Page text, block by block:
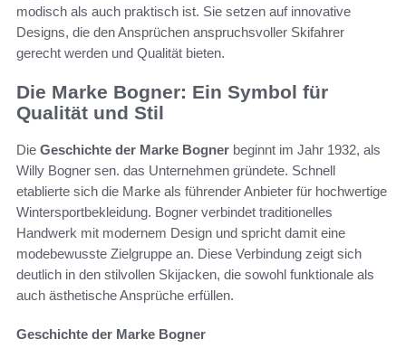
modisch als auch praktisch ist. Sie setzen auf innovative
Designs, die den Ansprüchen anspruchsvoller Skifahrer
gerecht werden und Qualität bieten.
Die Marke Bogner: Ein Symbol für
Qualität und Stil
Die Geschichte der Marke Bogner beginnt im Jahr 1932, als
Willy Bogner sen. das Unternehmen gründete. Schnell
etablierte sich die Marke als führender Anbieter für hochwertige
Wintersportbekleidung. Bogner verbindet traditionelles
Handwerk mit modernem Design und spricht damit eine
modebewusste Zielgruppe an. Diese Verbindung zeigt sich
deutlich in den stilvollen Skijacken, die sowohl funktionale als
auch ästhetische Ansprüche erfüllen.
Geschichte der Marke Bogner